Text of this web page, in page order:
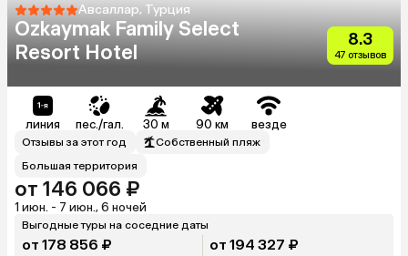
Авсаллар, Турция
Ozkaymak Family Select
Resort Hotel
8.3
47 отзывов
линия пес./гал. 30 м 90 км везде
Отзывы за этот год
Собственный пляж
Большая территория
от 146 066 ₽
1 июн. - 7 июн., 6 ночей
Выгодные туры на соседние даты
от 178 856 ₽ от 194 327 ₽